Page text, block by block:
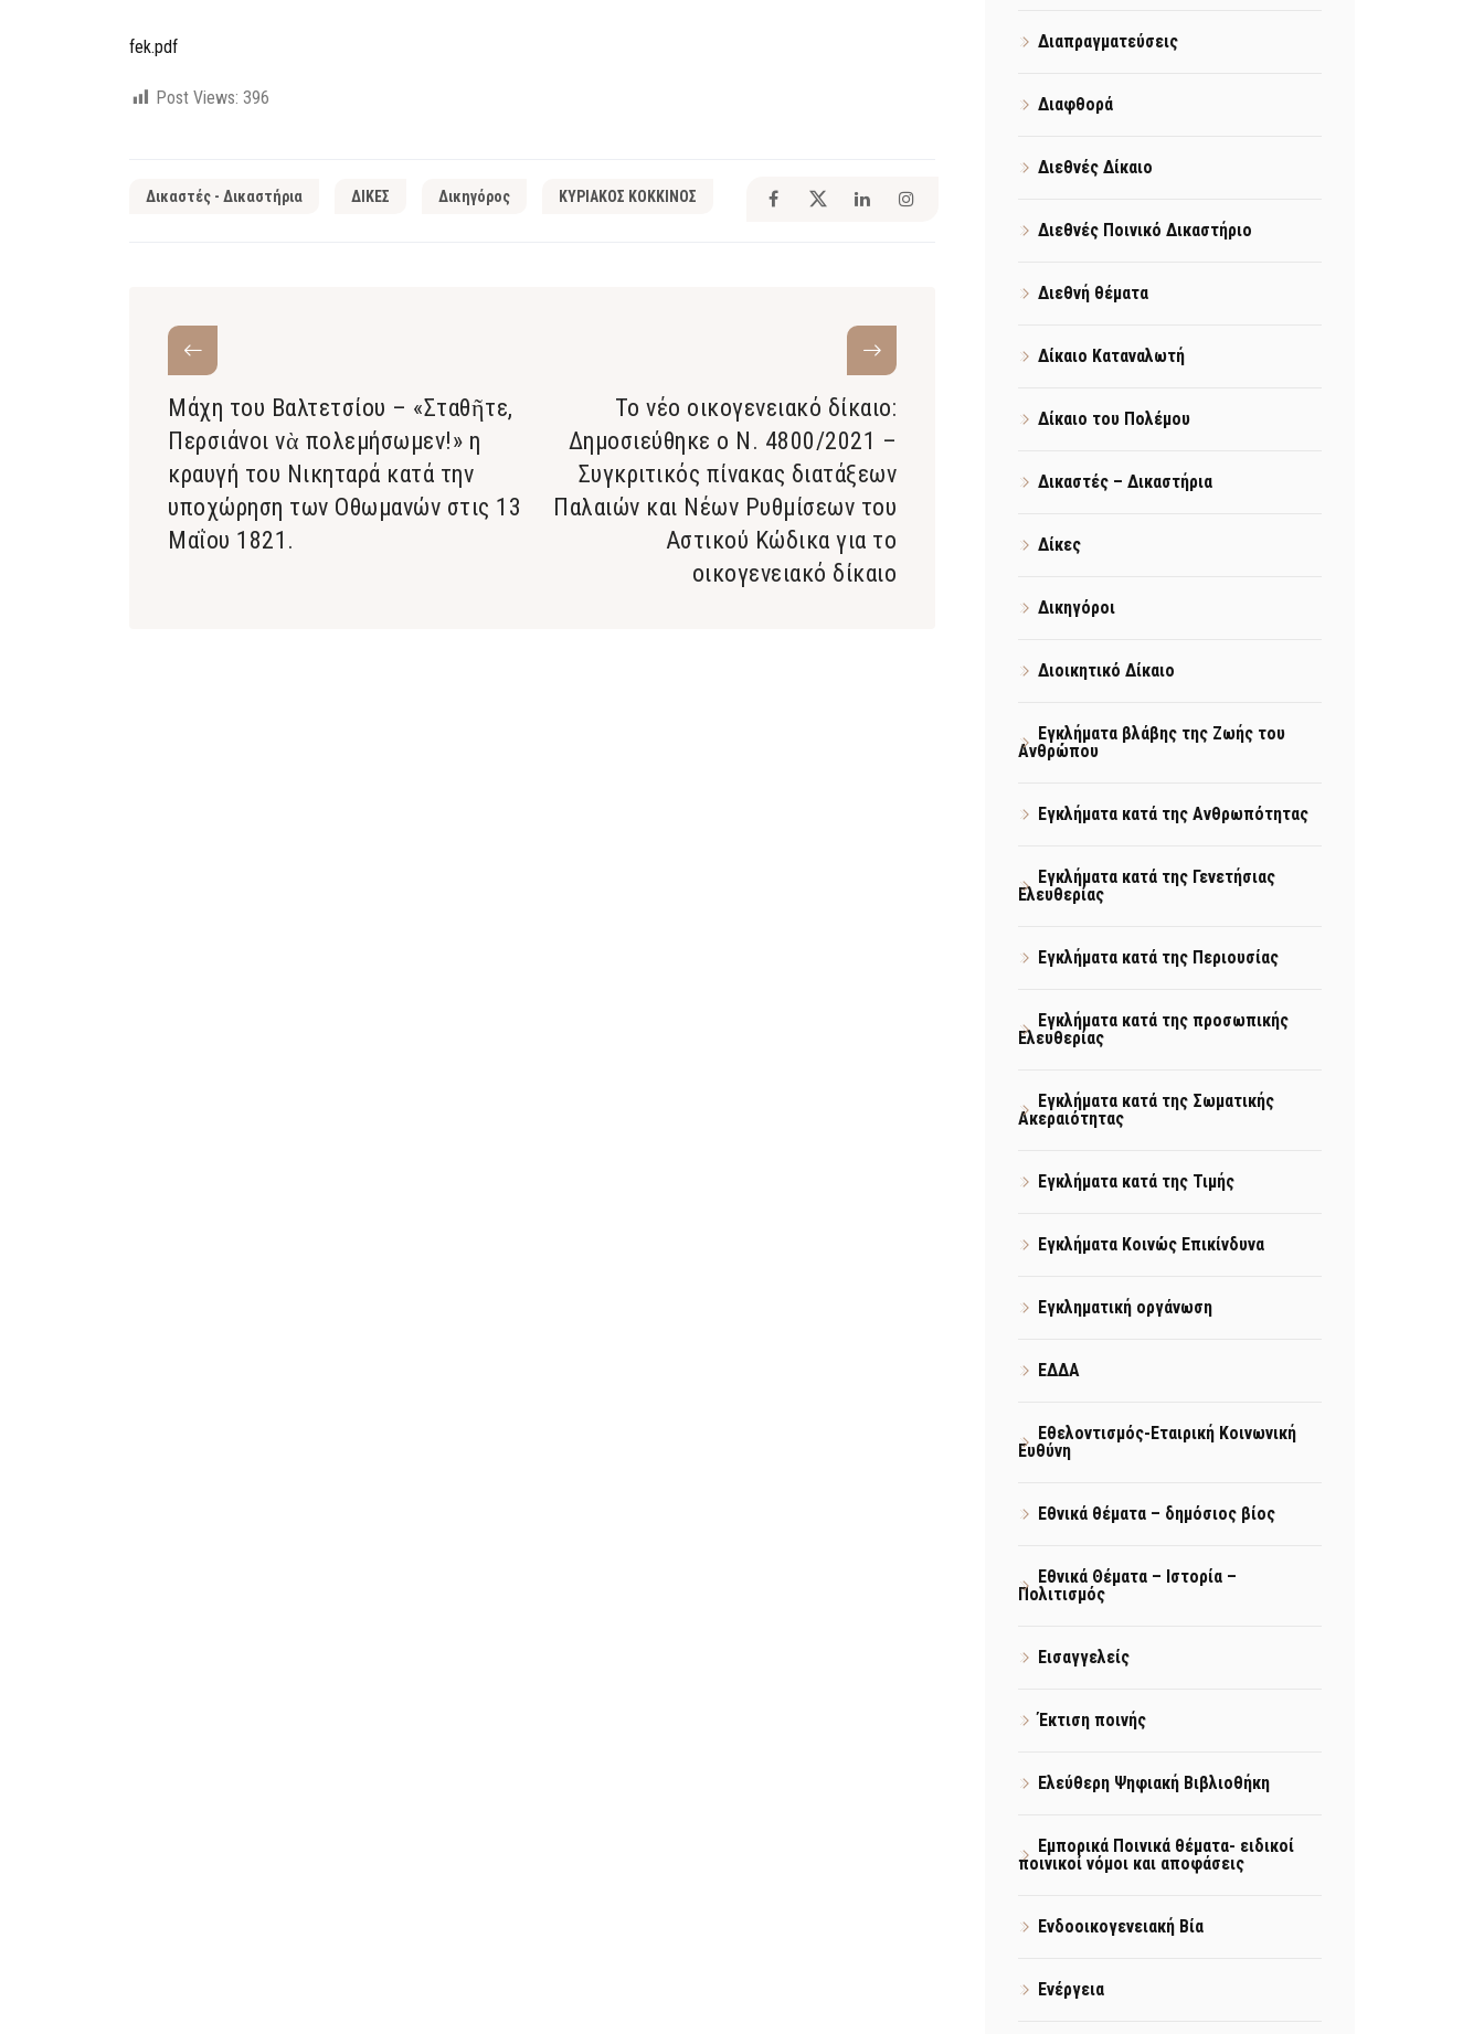
fek.pdf
Post Views: 396
Δικαστές - Δικαστήρια ΔΙΚΕΣ Δικηγόρος ΚΥΡΙΑΚΟΣ ΚΟΚΚΙΝΟΣ
Μάχη του Βαλτετσίου – «Σταθῆτε,
Περσιάνοι νὰ πολεμήσωμεν!» η
κραυγή του Νικηταρά κατά την
υποχώρηση των Οθωμανών στις 13
Μαΐου 1821.
Το νέο οικογενειακό δίκαιο:
Δημοσιεύθηκε ο Ν. 4800/2021 –
Συγκριτικός πίνακας διατάξεων
Παλαιών και Νέων Ρυθμίσεων του
Αστικού Κώδικα για το
οικογενειακό δίκαιο
Διαπραγματεύσεις
Διαφθορά
Διεθνές Δίκαιο
Διεθνές Ποινικό Δικαστήριο
Διεθνή θέματα
Δίκαιο Καταναλωτή
Δίκαιο του Πολέμου
Δικαστές – Δικαστήρια
Δίκες
Δικηγόροι
Διοικητικό Δίκαιο
Εγκλήματα βλάβης της Ζωής του
Ανθρώπου
Εγκλήματα κατά της Ανθρωπότητας
Εγκλήματα κατά της Γενετήσιας
Ελευθερίας
Εγκλήματα κατά της Περιουσίας
Εγκλήματα κατά της προσωπικής
Ελευθερίας
Εγκλήματα κατά της Σωματικής
Ακεραιότητας
Εγκλήματα κατά της Τιμής
Εγκλήματα Κοινώς Επικίνδυνα
Εγκληματική οργάνωση
ΕΔΔΑ
Εθελοντισμός-Εταιρική Κοινωνική
Ευθύνη
Εθνικά θέματα – δημόσιος βίος
Εθνικά Θέματα – Ιστορία –
Πολιτισμός
Εισαγγελείς
Έκτιση ποινής
Ελεύθερη Ψηφιακή Βιβλιοθήκη
Εμπορικά Ποινικά θέματα- ειδικοί
ποινικοί νόμοι και αποφάσεις
Ενδοοικογενειακή Βία
Ενέργεια